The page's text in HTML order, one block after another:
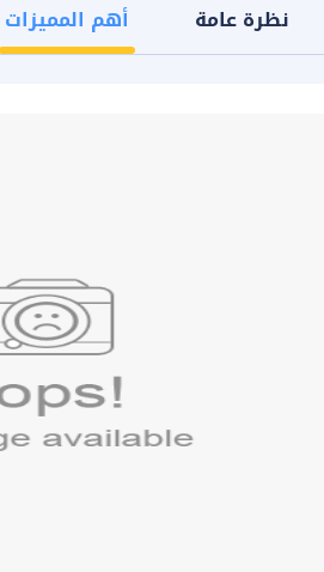
نظرة عامة أهم المميزات